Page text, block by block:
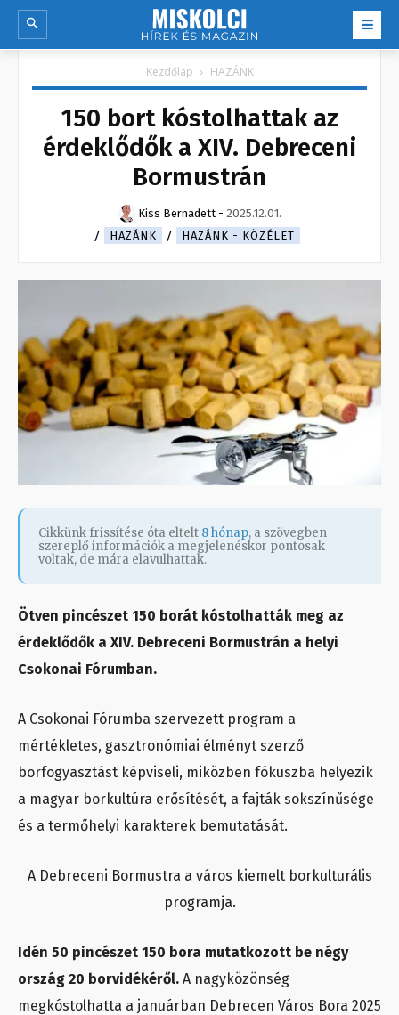
Kezdőlap HAZÁNK
150 bort kóstolhattak az
érdeklődők a XIV. Debreceni
Bormustrán
Kiss Bernadett - 2025.12.01.
HAZÁNK
HAZÁNK - KÖZÉLET
Cikkünk frissítése óta eltelt 8 hónap, a szövegben
szereplő információk a megjelenéskor pontosak
voltak, de mára elavulhattak.
Ötven pincészet 150 borát kóstolhatták meg az
érdeklődők a XIV. Debreceni Bormustrán a helyi
Csokonai Fórumban.
A Csokonai Fórumba szervezett program a
mértékletes, gasztronómiai élményt szerző
borfogyasztást képviseli, miközben fókuszba helyezik
a magyar borkultúra erősítését, a fajták sokszínűsége
és a termőhelyi karakterek bemutatását.
A Debreceni Bormustra a város kiemelt borkulturális
programja.
Idén 50 pincészet 150 bora mutatkozott be négy
ország 20 borvidékéről. A nagyközönség
megkóstolhatta a januárban Debrecen Város Bora 2025